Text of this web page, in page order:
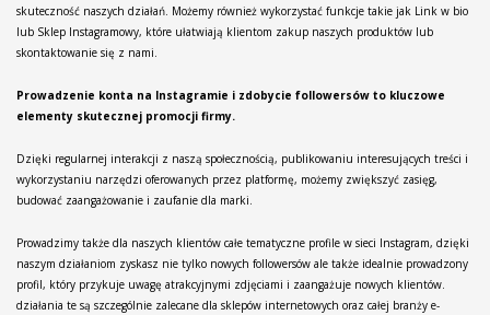
skuteczność naszych działań. Możemy również wykorzystać funkcje takie jak Link w bio
lub Sklep Instagramowy, które ułatwiają klientom zakup naszych produktów lub
skontaktowanie się z nami.
Prowadzenie konta na Instagramie i zdobycie followersów to kluczowe
elementy skutecznej promocji firmy.
Dzięki regularnej interakcji z naszą społecznością, publikowaniu interesujących treści i
wykorzystaniu narzędzi oferowanych przez platformę, możemy zwiększyć zasięg,
budować zaangażowanie i zaufanie dla marki.
Prowadzimy także dla naszych klientów całe tematyczne profile w sieci Instagram, dzięki
naszym działaniom zyskasz nie tylko nowych followersów ale także idealnie prowadzony
profil, który przykuje uwagę atrakcyjnymi zdjęciami i zaangażuje nowych klientów.
działania te są szczególnie zalecane dla sklepów internetowych oraz całej branży e-